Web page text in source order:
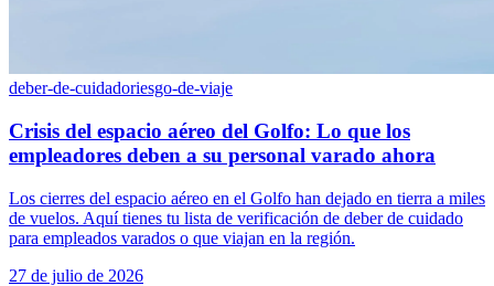
deber-de-cuidadoriesgo-de-viaje
Crisis del espacio aéreo del Golfo: Lo que los
empleadores deben a su personal varado ahora
Los cierres del espacio aéreo en el Golfo han dejado en tierra a miles
de vuelos. Aquí tienes tu lista de verificación de deber de cuidado
para empleados varados o que viajan en la región.
27 de julio de 2026